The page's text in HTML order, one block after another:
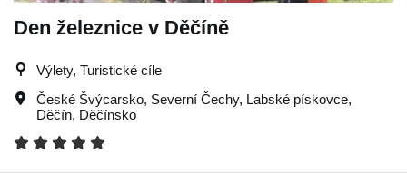
Den železnice v Děčíně
Výlety, Turistické cíle
České Švýcarsko, Severní Čechy, Labské pískovce,
Děčín, Děčínsko